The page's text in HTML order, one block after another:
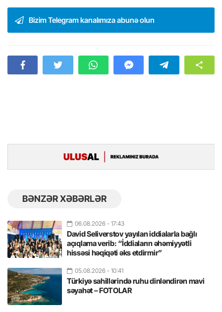
Bizim Telegram kanalımıza abunə olun
BƏNZƏR XƏBƏRLƏR
06.08.2026 - 17:43
David Seliverstov yayılan iddialarla bağlı
açıqlama verib: “İddiaların əhəmiyyətli
hissəsi həqiqəti əks etdirmir”
05.08.2026 - 10:41
Türkiyə sahillərində ruhu dinləndirən mavi
səyahət – FOTOLAR